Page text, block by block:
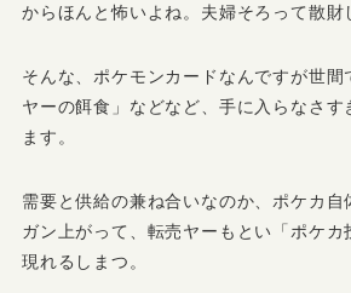
からほんと怖いよね。夫婦そろって散財
そんな、ポケモンカードなんですが世間
ヤーの餌食」などなど、手に入らなさす
ます。
需要と供給の兼ね合いなのか、ポケカ自
ガン上がって、転売ヤーもとい「ポケカ
現れるしまつ。